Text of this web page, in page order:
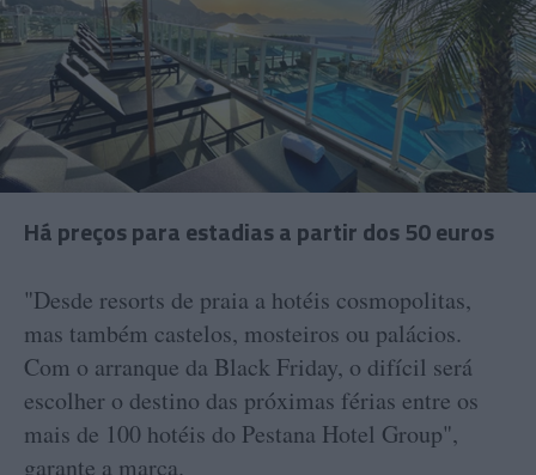
Há preços para estadias a partir dos 50 euros
"Desde resorts de praia a hotéis cosmopolitas,
mas também castelos, mosteiros ou palácios.
Com o arranque da Black Friday, o difícil será
escolher o destino das próximas férias entre os
mais de 100 hotéis do Pestana Hotel Group",
garante a marca.